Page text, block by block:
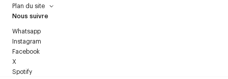
Plan du site
Nous suivre
Whatsapp
Instagram
Facebook
X
Spotify